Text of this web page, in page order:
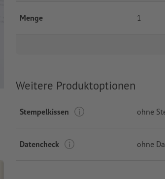
Menge 1
Weitere Produktoptionen
Stempelkissen ohne
Datencheck ohne